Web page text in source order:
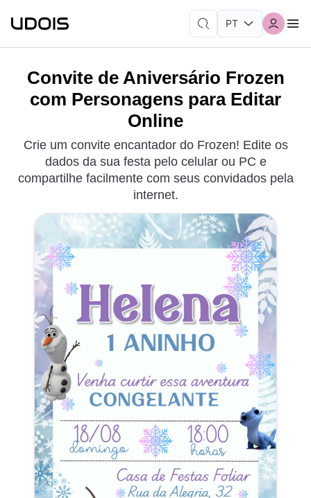
Convite de Aniversário Frozen
com Personagens para Editar
Online
Crie um convite encantador do Frozen! Edite os
dados da sua festa pelo celular ou PC e
compartilhe facilmente com seus convidados pela
internet.